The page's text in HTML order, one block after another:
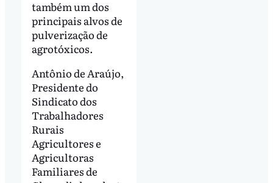
também um dos
principais alvos de
pulverização de
agrotóxicos.
Antônio de Araújo,
Presidente do
Sindicato dos
Trabalhadores
Rurais
Agricultores e
Agricultoras
Familiares de